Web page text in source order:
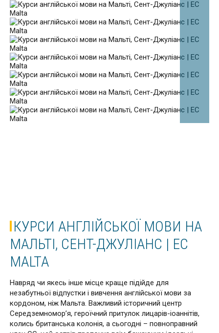
КУРСИ АНГЛІЙСЬКОЇ МОВИ НА
МАЛЬТІ, СЕНТ-ДЖУЛІАНС | EC
MALTA
Навряд чи якесь інше місце краще підійде для
незабутньої відпустки і вивчення англійської мови за
кордоном, ніж Мальта. Важливий історичний центр
Середземномор’я, героїчний притулок лицарів-іоаннітів,
колись британська колонія, а сьогодні – повноправний